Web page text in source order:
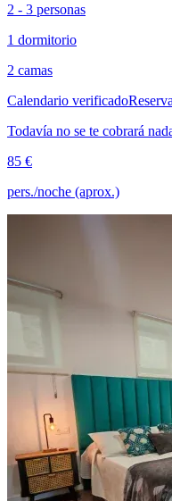
2 - 3 personas
1 dormitorio
2 camas
Calendario verificado
Todavía no se te cobrará
85 €
pers./noche (aprox.)